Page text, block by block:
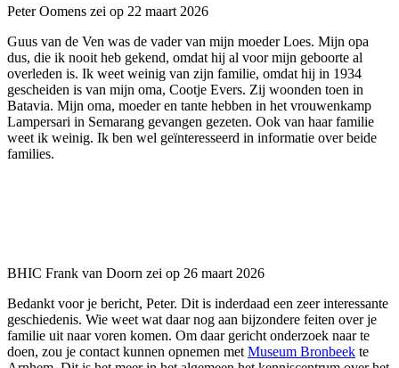
Peter Oomens zei op 22 maart 2026
Guus van de Ven was de vader van mijn moeder Loes. Mijn opa
dus, die ik nooit heb gekend, omdat hij al voor mijn geboorte al
overleden is. Ik weet weinig van zijn familie, omdat hij in 1934
gescheiden is van mijn oma, Cootje Evers. Zij woonden toen in
Batavia. Mijn oma, moeder en tante hebben in het vrouwenkamp
Lampersari in Semarang gevangen gezeten. Ook van haar familie
weet ik weinig. Ik ben wel geïnteresseerd in informatie over beide
families.
BHIC Frank van Doorn zei op 26 maart 2026
Bedankt voor je bericht, Peter. Dit is inderdaad een zeer interessante
geschiedenis. Wie weet wat daar nog aan bijzondere feiten over je
familie uit naar voren komen. Om daar gericht onderzoek naar te
doen, zou je contact kunnen opnemen met Museum Bronbeek te